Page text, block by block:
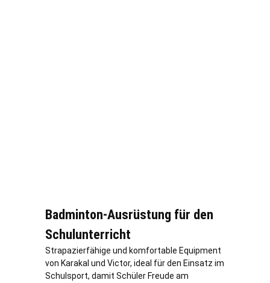
Badminton-Ausrüstung für den
Schulunterricht
Strapazierfähige und komfortable Equipment
von Karakal und Victor, ideal für den Einsatz im
Schulsport, damit Schüler Freude am